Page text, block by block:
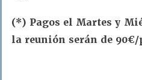
(*) Pagos el Martes y
la reunión serán de 90€/